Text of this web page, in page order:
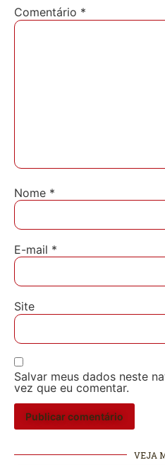
Comentário *
Nome *
E-mail *
Site
Salvar meus dados neste
vez que eu comentar.
VEJA